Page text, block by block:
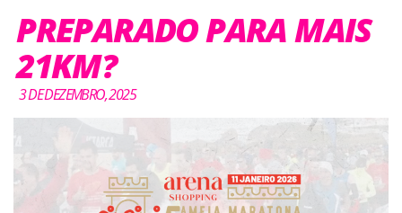
PREPARADO PARA MAIS
21KM?
3 DE DEZEMBRO, 2025